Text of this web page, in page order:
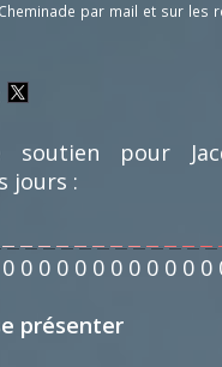
par mail et sur les
pour
jours :
0 0 0 0 0 0 0 0 0 0 0 0
présenter